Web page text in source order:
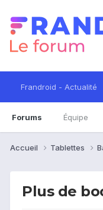
Frandroid - Actualité
Forums Équipe
Accueil Tablettes
Plus de